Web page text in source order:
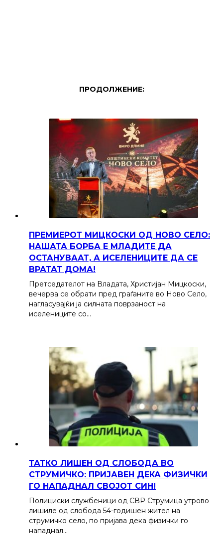
ПРОДОЛЖЕНИЕ:
ПРЕМИЕРОТ МИЦКОСКИ ОД НОВО СЕЛО:
НАШАТА БОРБА Е МЛАДИТЕ ДА
ОСТАНУВААТ, А ИСЕЛЕНИЦИТЕ ДА СЕ
ВРАТАТ ДОМА!
Претседателот на Владата, Христијан Мицкоски,
вечерва се обрати пред граѓаните во Ново Село,
нагласувајќи ја силната поврзаност на
иселениците со…
ТАТКО ЛИШЕН ОД СЛОБОДА ВО
СТРУМИЧКО: ПРИЈАВЕН ДЕКА ФИЗИЧКИ
ГО НАПАДНАЛ СВОЈОТ СИН!
Полициски службеници од СВР Струмица утрово
лишиле од слобода 54-годишен жител на
струмичко село, по пријава дека физички го
нападнал…